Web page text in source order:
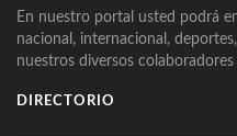
En nuestro portal usted podrá
nacional, internacional,
nuestros diversos
DIRECTORIO